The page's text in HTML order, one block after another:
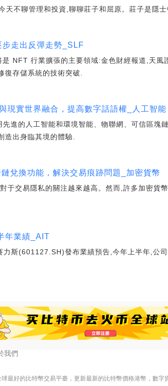
天不聊管理和投資,聊聊莊子和屈原。莊子是隱
走出反彈走勢_SLF
NFT 行業擴張的主要領域:金色財經報道,天風
存儲系統的技術突破.
現實世界融合，提高數字話語權_人工智能
進的人工智能和環境智能、物聯網、可信區塊
造出身臨其境的體驗.
兌換功能，解決交易痕跡問題_加密貨幣
于交易隱私的關注越來越高。然而,許多加密貨
年業績_AIT
斯(601127.SH)發布業績預告,今年上半年,公
我們
最好的比特幣交易平臺，更新最新的比特幣價格港幣，數